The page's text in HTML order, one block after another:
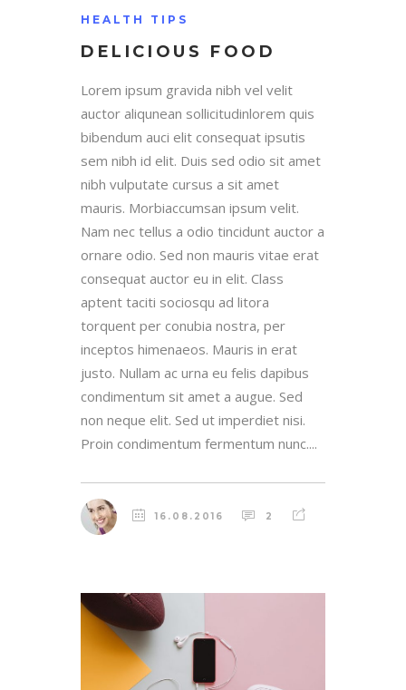
HEALTH TIPS
DELICIOUS FOOD
Lorem ipsum gravida nibh vel velit
auctor aliqunean sollicitudinlorem quis
bibendum auci elit consequat ipsutis
sem nibh id elit. Duis sed odio sit amet
nibh vulputate cursus a sit amet
mauris. Morbiaccumsan ipsum velit.
Nam nec tellus a odio tincidunt auctor a
ornare odio. Sed non mauris vitae erat
consequat auctor eu in elit. Class
aptent taciti sociosqu ad litora
torquent per conubia nostra, per
inceptos himenaeos. Mauris in erat
justo. Nullam ac urna eu felis dapibus
condimentum sit amet a augue. Sed
non neque elit. Sed ut imperdiet nisi.
Proin condimentum fermentum nunc....
16.08.2016 2